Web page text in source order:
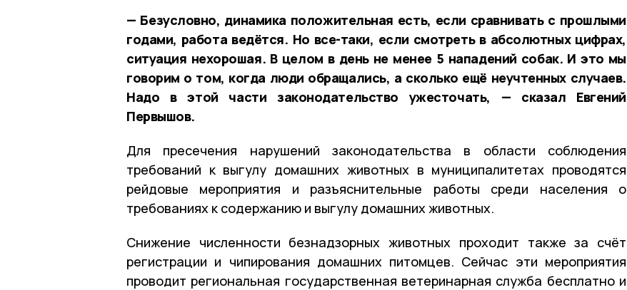
— Безусловно, динамика положительная есть, если сравнивать с прошлыми
годами, работа ведётся. Но все-таки, если смотреть в абсолютных цифрах,
ситуация нехорошая. В целом в день не менее 5 нападений собак. И это мы
говорим о том, когда люди обращались, а сколько ещё неучтенных случаев.
Надо в этой части законодательство ужесточать, — сказал Евгений
Первышов.
Для пресечения нарушений законодательства в области соблюдения
требований к выгулу домашних животных в муниципалитетах проводятся
рейдовые мероприятия и разъяснительные работы среди населения о
требованиях к содержанию и выгулу домашних животных.
Снижение численности безнадзорных животных проходит также за счёт
регистрации и чипирования домашних питомцев. Сейчас эти мероприятия
проводит региональная государственная ветеринарная служба бесплатно и